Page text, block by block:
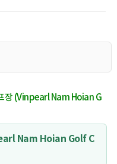
장 (Vinpearl Nam Hoian G
Nam Hoian Golf C